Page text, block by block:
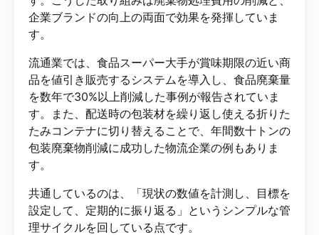
企業ブランドの向上の両面で効果を発揮していま
す。
流通業では、食品スーパー大手が賞味期限の近い商
品を値引き販売するシステムを導入し、食品廃棄量
を数年で30%以上削減した事例が報告されていま
す。また、配送時の包装材を繰り返し使える折りた
たみコンテナに切り替えることで、年間数十トンの
包装廃棄物削減に成功した物流企業の例もありま
す。
共通しているのは、「現状の数値を計測し、目標を
設定して、定期的に振り返る」というシンプルな管
理サイクルを回している点です。